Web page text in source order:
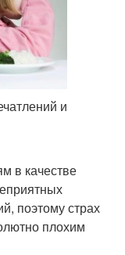
и
в качестве
поэтому страх
плохим